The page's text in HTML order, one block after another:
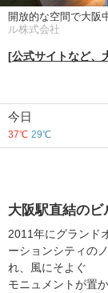
開放的な空間で大阪
ル株式会社
[公式サイトなど、
今日
37℃ 29℃
大阪駅直結の
2011年にグランド
ーションシティの
れ、風にそよぐ
モニュメントが置